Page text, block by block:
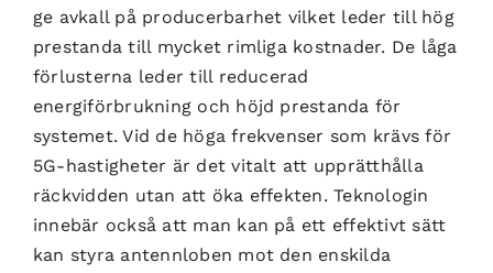
ge avkall på producerbarhet vilket leder till hög
prestanda till mycket rimliga kostnader. De låga
förlusterna leder till reducerad
energiförbrukning och höjd prestanda för
systemet. Vid de höga frekvenser som krävs för
5G-hastigheter är det vitalt att upprätthålla
räckvidden utan att öka effekten. Teknologin
innebär också att man kan på ett effektivt sätt
kan styra antennloben mot den enskilda